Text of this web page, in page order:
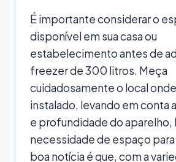
É importante considerar o
disponível em sua casa ou
estabelecimento antes de
freezer de 300 litros. Meça
cuidadosamente o local
instalado, levando em conta
e profundidade do aparelho,
necessidade de espaço
boa notícia é que, com a